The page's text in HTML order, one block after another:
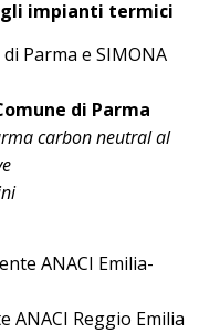
impianti termici
Parma e SIMONA
di Parma
carbon neutral al
ANACI Emilia-
ANACI Reggio Emilia